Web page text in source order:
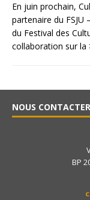
En juin prochain,
partenaire du FSJU
du Festival des
collaboration sur la
NOUS CONTACTER
BP